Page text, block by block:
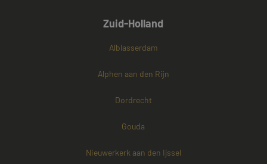
Zuid-Holland
Alblasserdam
Alphen aan den Rijn
Dordrecht
Gouda
Nieuwerkerk aan den Ijssel